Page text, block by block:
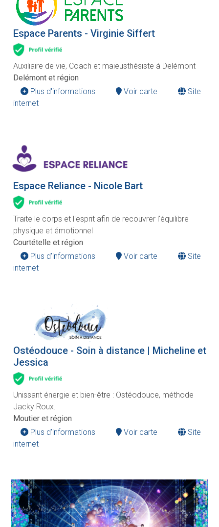
Espace Parents - Virginie Siffert
Auxiliaire de vie, Coach et maïeusthésiste à Delémont
Delémont et région
Plus d'informations
Voir carte
Site
internet
Espace Reliance - Nicole Bart
Traite le corps et l'esprit afin de recouvrer l'équilibre
physique et émotionnel
Courtételle et région
Plus d'informations
Voir carte
Site
internet
Ostéodouce - Soin à distance | Micheline et
Jessica
Unissant énergie et bien-être : Ostéodouce, méthode
Jacky Roux.
Moutier et région
Plus d'informations
Voir carte
Site
internet